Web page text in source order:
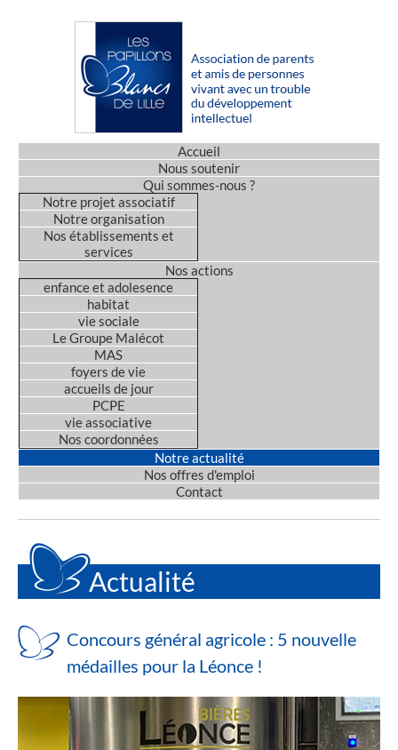
Accueil
Nous soutenir
Qui sommes-nous ?
Notre projet associatif
Notre organisation
Nos établissements et
services
Nos actions
enfance et adolesence
habitat
vie sociale
Le Groupe Malécot
MAS
foyers de vie
accueils de jour
PCPE
vie associative
Nos coordonnées
Notre actualité
Nos offres d'emploi
Contact
Actualité
Concours général agricole : 5 nouvelle
médailles pour la Léonce !